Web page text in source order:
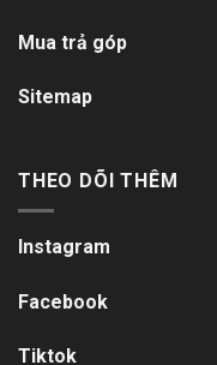
Mua trả góp
Sitemap
THEO DÕI THÊM
Instagram
Facebook
Tiktok